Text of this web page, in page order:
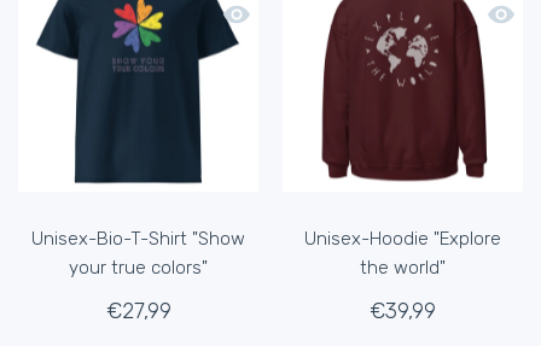
Schnellansicht Unisex-Bio-T-Shirt
Unisex-Bio-T-Shirt "Show
your true colors"
€27,99
Unisex-Hoodie "Explore
the world"
€39,99